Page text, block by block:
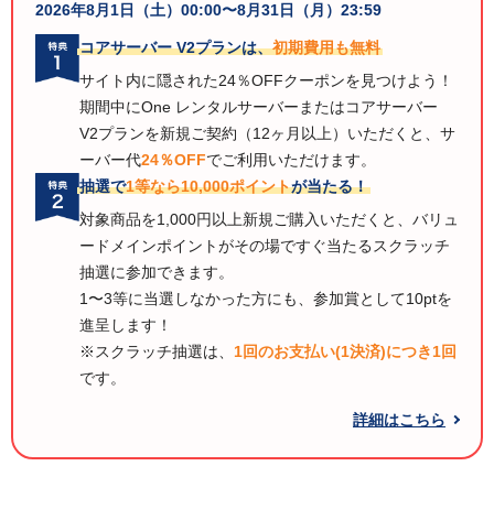
2026年8月1日（土）00:00〜8月31日（月）23:59
コアサーバー V2プランは、初期費用も無料
サイト内に隠された24％OFFクーポンを見つけよう！
期間中にOne レンタルサーバーまたはコアサーバー
V2プランを新規ご契約（12ヶ月以上）いただくと、サ
ーバー代24％OFFでご利用いただけます。
抽選で1等なら10,000ポイントが当たる！
対象商品を1,000円以上新規ご購入いただくと、バリュ
ードメインポイントがその場ですぐ当たるスクラッチ
抽選に参加できます。
1〜3等に当選しなかった方にも、参加賞として10ptを
進呈します！
※スクラッチ抽選は、 1回のお支払い(1決済)につき1回
です。
詳細はこちら